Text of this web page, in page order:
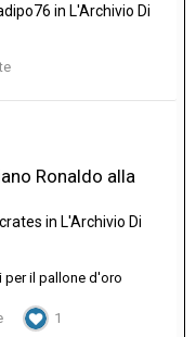
in L'Archivio Di
Ronaldo alla
in L'Archivio Di
per il pallone d'oro
1